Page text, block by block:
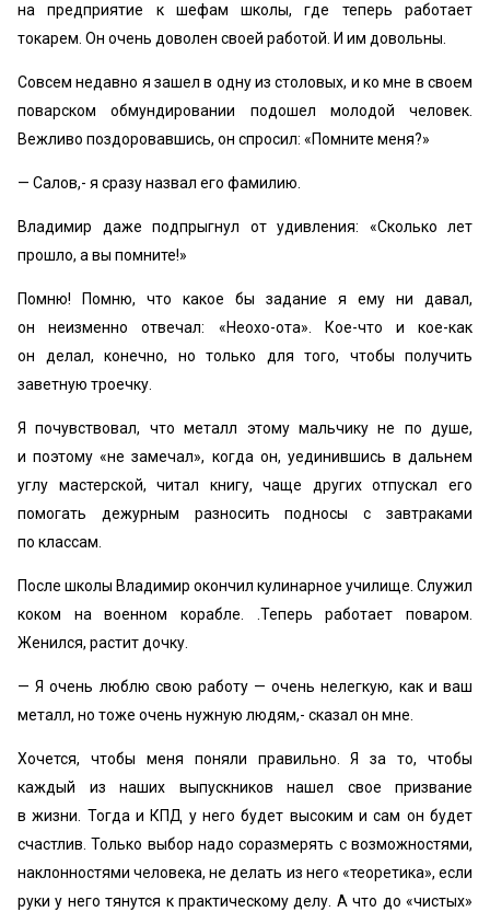
на предприятие к шефам школы, где теперь работает
токарем. Он очень доволен своей работой. И им довольны.
Совсем недавно я зашел в одну из столовых, и ко мне в своем
поварском обмундировании подошел молодой человек.
Вежливо поздоровавшись, он спросил: «Помните меня?»
— Салов,- я сразу назвал его фамилию.
Владимир даже подпрыгнул от удивления: «Сколько лет
прошло, а вы помните!»
Помню! Помню, что какое бы задание я ему ни давал,
он неизменно отвечал: «Неохо-ота». Кое-что и кое-как
он делал, конечно, но только для того, чтобы получить
заветную троечку.
Я почувствовал, что металл этому мальчику не по душе,
и поэтому «не замечал», когда он, уединившись в дальнем
углу мастерской, читал книгу, чаще других отпускал его
помогать дежурным разносить подносы с завтраками
по классам.
После школы Владимир окончил кулинарное училище. Служил
коком на военном корабле. .Теперь работает поваром.
Женился, растит дочку.
— Я очень люблю свою работу — очень нелегкую, как и ваш
металл, но тоже очень нужную людям,- сказал он мне.
Хочется, чтобы меня поняли правильно. Я за то, чтобы
каждый из наших выпускников нашел свое призвание
в жизни. Тогда и КПД у него будет высоким и сам он будет
счастлив. Только выбор надо соразмерять с возможностями,
наклонностями человека, не делать из него «теоретика», если
руки у него тянутся к практическому делу. А что до «чистых»